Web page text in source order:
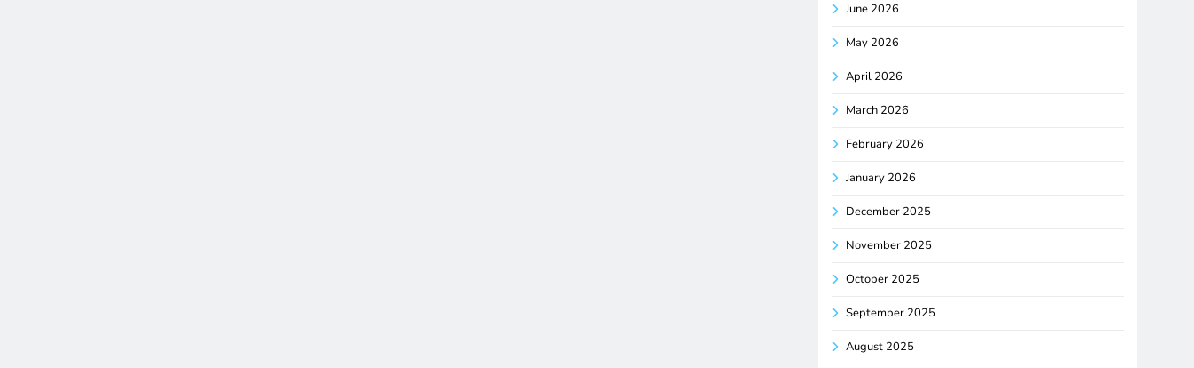
June 2026
May 2026
April 2026
March 2026
February 2026
January 2026
December 2025
November 2025
October 2025
September 2025
August 2025